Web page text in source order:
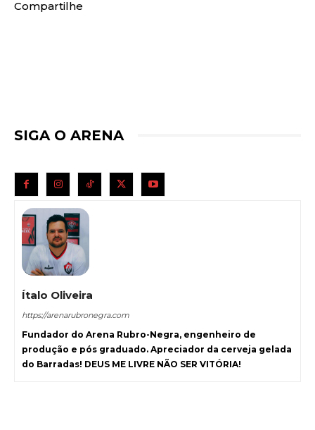
Compartilhe
SIGA O ARENA
Ítalo Oliveira
https://arenarubronegra.com
Fundador do Arena Rubro-Negra, engenheiro de
produção e pós graduado. Apreciador da cerveja gelada
do Barradas! DEUS ME LIVRE NÃO SER VITÓRIA!